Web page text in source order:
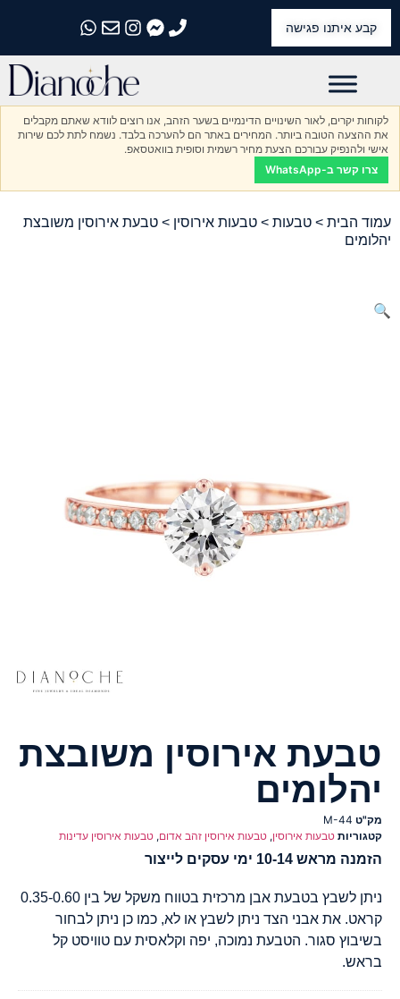
קבע איתנו פגישה
התקשרו אלינו
התקשרו אלינו
התקשרו אלינו
התקשרו אלינו
התקשרו אלינו
לקוחות יקרים, לאור השינויים הדינמיים בשער הזהב, אנו רוצים לוודא שאתם מקבלים
את ההצעה הטובה ביותר. המחירים באתר הם להערכה בלבד. נשמח לתת לכם שירות
אישי ולהנפיק עבורכם הצעת מחיר רשמית וסופית בוואטסאפ.
צרו קשר ב-WhatsApp
עמוד הבית > טבעות > טבעות אירוסין > טבעת אירוסין משובצת
יהלומים
🔍
טבעת אירוסין משובצת
יהלומים
מק"ט M-44
קטגוריות טבעות אירוסין, טבעות אירוסין זהב אדום, טבעות אירוסין עדינות
הזמנה מראש 10-14 ימי עסקים לייצור
ניתן לשבץ בטבעת אבן מרכזית בטווח משקל של בין 0.35-0.60
קראט. את אבני הצד ניתן לשבץ או לא, כמו כן ניתן לבחור
בשיבוץ סגור. הטבעת נמוכה, יפה וקלאסית עם טוויסט קל
בראש.